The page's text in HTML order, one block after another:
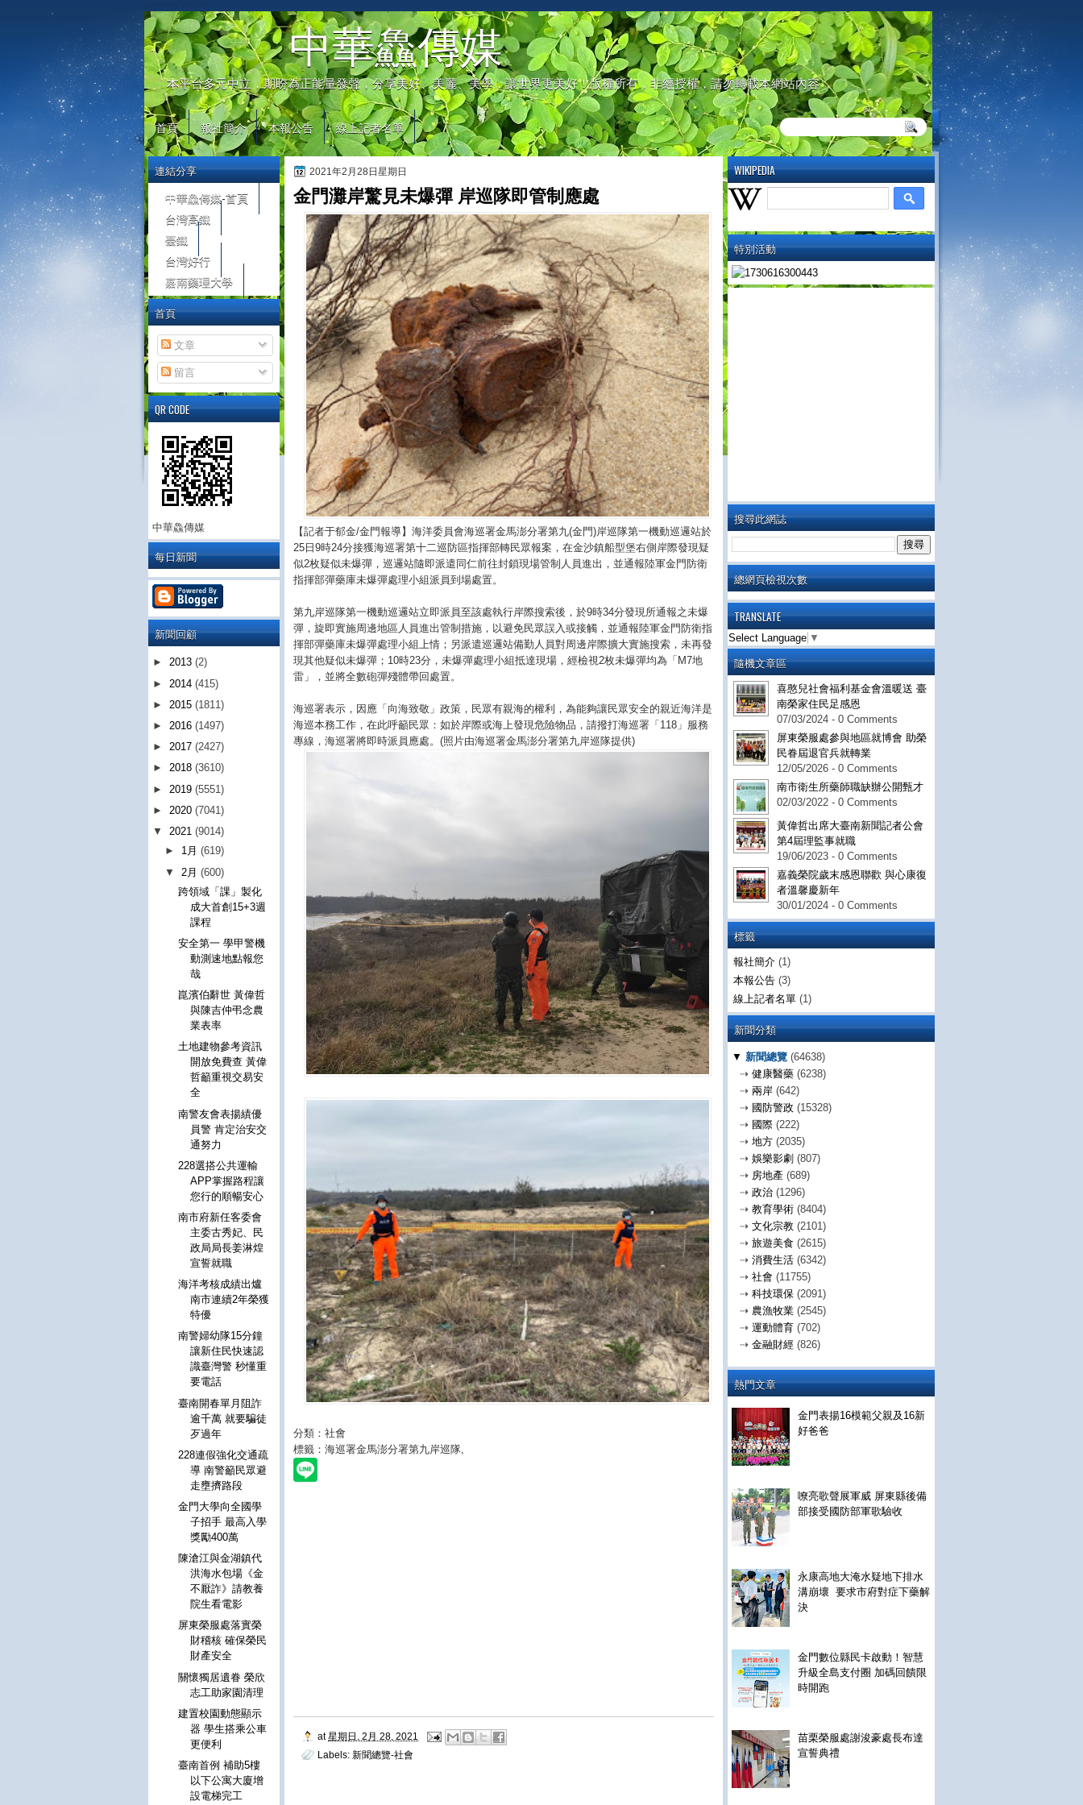
中華鱻傳媒
本平台多元中立，期盼為正能量發聲，分享美好、美麗、美學，讓世界更美好！版權所有，非經授權，請勿轉載本網站內容
首頁 報社簡介 本報公告 線上記者名單
WIKIPEDIA
特別活動
搜尋此網誌
總網頁檢視次數
TRANSLATE
Select Language ▼
隨機文章區
喜憨兒社會福利基金會溫暖送 臺
南榮家住民足感恩
07/03/2024 - 0 Comments
屏東榮服處參與地區就博會 助榮
民眷屆退官兵就轉業
12/05/2026 - 0 Comments
南市衛生所藥師職缺辦公開甄才
02/03/2022 - 0 Comments
黃偉哲出席大臺南新聞記者公會
第4屆理監事就職
19/06/2023 - 0 Comments
嘉義榮院歲末感恩聯歡 與心康復
者溫馨慶新年
30/01/2024 - 0 Comments
標籤
報社簡介 (1)
本報公告 (3)
線上記者名單 (1)
新聞分類
▼ 新聞總覽 (64638)
⇢ 健康醫藥 (6238)
⇢ 兩岸 (642)
⇢ 國防警政 (15328)
⇢ 國際 (222)
⇢ 地方 (2035)
⇢ 娛樂影劇 (807)
⇢ 房地產 (689)
⇢ 政治 (1296)
⇢ 教育學術 (8404)
⇢ 文化宗教 (2101)
⇢ 旅遊美食 (2615)
⇢ 消費生活 (6342)
⇢ 社會 (11755)
⇢ 科技環保 (2091)
⇢ 農漁牧業 (2545)
⇢ 運動體育 (702)
⇢ 金融財經 (826)
熱門文章
金門表揚16模範父親及16新
好爸爸
嘹亮歌聲展軍威 屏東縣後備
部接受國防部軍歌驗收
永康高地大淹水疑地下排水
溝崩壞 要求市府對症下藥解
決
金門數位縣民卡啟動！智慧
升級全島支付圈 加碼回饋限
時開跑
苗栗榮服處謝浚豪處長布達
宣誓典禮
2021年2月28日星期日
金門灘岸驚見未爆彈 岸巡隊即管制應處
【記者于郁金/金門報導】海洋委員會海巡署金馬澎分署第九(金門)岸巡隊第一機動巡邏站於
25日9時24分接獲海巡署第十二巡防區指揮部轉民眾報案，在金沙鎮船型堡右側岸際發現疑
似2枚疑似未爆彈，巡邏站隨即派遣同仁前往封鎖現場管制人員進出，並通報陸軍金門防衛
指揮部彈藥庫未爆彈處理小組派員到場處置。
第九岸巡隊第一機動巡邏站立即派員至該處執行岸際搜索後，於9時34分發現所通報之未爆
彈，旋即實施周邊地區人員進出管制措施，以避免民眾誤入或接觸，並通報陸軍金門防衛指
揮部彈藥庫未爆彈處理小組上情；另派遣巡邏站備勤人員對周邊岸際擴大實施搜索，未再發
現其他疑似未爆彈；10時23分，未爆彈處理小組抵達現場，經檢視2枚未爆彈均為「M7地
雷」，並將全數砲彈殘體帶回處置。
海巡署表示，因應「向海致敬」政策，民眾有親海的權利，為能夠讓民眾安全的親近海洋是
海巡本務工作，在此呼籲民眾：如於岸際或海上發現危險物品，請撥打海巡署「118」服務
專線，海巡署將即時派員應處。(照片由海巡署金馬澎分署第九岸巡隊提供)
分類：社會
標籤：海巡署金馬澎分署第九岸巡隊
at 星期日, 2月 28, 2021
Labels: 新聞總覽-社會
連結分享
中華鱻傳媒-首頁
台灣高鐵
臺鐵
台灣好行
嘉南藥理大學
首頁
文章
留言
QR CODE
中華鱻傳媒
每日新聞
新聞回顧
► 2013 (2)
► 2014 (415)
► 2015 (1811)
► 2016 (1497)
► 2017 (2427)
► 2018 (3610)
► 2019 (5551)
► 2020 (7041)
▼ 2021 (9014)
► 1月(619)
▼ 2月(600)
跨領域「課」製化
成大首創15+3週
課程
安全第一 學甲警機
動測速地點報您
哉
崑濱伯辭世 黃偉哲
與陳吉仲弔念農
業表率
土地建物參考資訊
開放免費查 黃偉
哲籲重視交易安
全
南警友會表揚績優
員警 肯定治安交
通努力
228選搭公共運輸
APP掌握路程讓
您行的順暢安心
南市府新任客委會
主委古秀妃、民
政局局長姜淋煌
宣誓就職
海洋考核成績出爐
南市連續2年榮獲
特優
南警婦幼隊15分鐘
讓新住民快速認
識臺灣警 秒懂重
要電話
臺南開春單月阻詐
逾千萬 就要騙徒
歹過年
228連假強化交通疏
導 南警籲民眾避
走壅擠路段
金門大學向全國學
子招手 最高入學
獎勵400萬
陳滄江與金湖鎮代
洪海水包場《金
不厭詐》請教養
院生看電影
屏東榮服處落實榮
財稽核 確保榮民
財產安全
關懷獨居遺眷 榮欣
志工助家園清理
建置校園動態顯示
器 學生搭乘公車
更便利
臺南首例 補助5樓
以下公寓大廈增
設電梯完工